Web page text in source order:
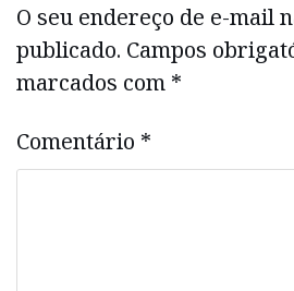
O seu endereço de e-mail
publicado. Campos
marcados com *
Comentário *